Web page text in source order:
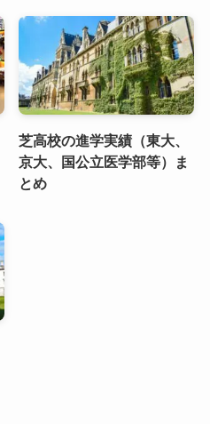
芝高校の進学実績（東大、
京大、国公立医学部等）ま
とめ